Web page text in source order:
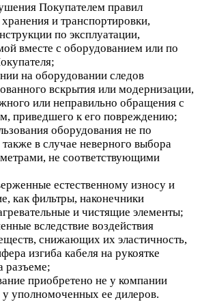
Покупателем правил
и транспортировки,
по эксплуатации,
вместе с оборудованием или по
на оборудовании следов
вскрытия или модернизации,
или неправильно обращения с
приведшего к его повреждению;
оборудования не по
в случае неверного выбора
не соответствующими
естественному износу и
как фильтры, наконечники
и чистящие элементы;
вследствие воздействия
снижающих их эластичность,
изгиба кабеля на рукоятке
разъеме;
приобретено не у компании
уполномоченных ее дилеров.